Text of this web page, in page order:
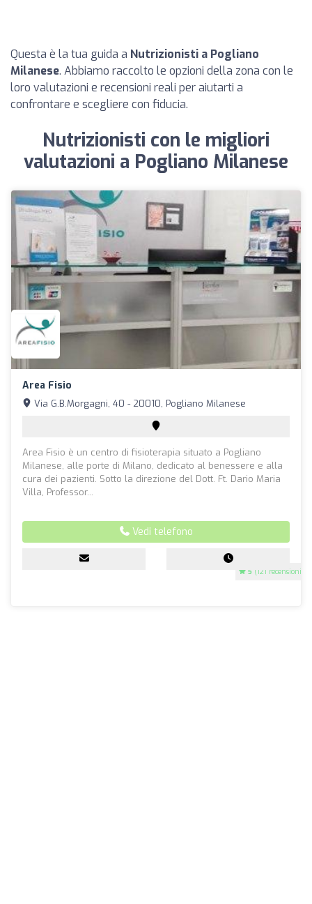
Questa è la tua guida a Nutrizionisti a Pogliano
Milanese. Abbiamo raccolto le opzioni della zona con le
loro valutazioni e recensioni reali per aiutarti a
confrontare e scegliere con fiducia.
Nutrizionisti con le migliori
valutazioni a Pogliano Milanese
Area Fisio
5 (121 recensioni)
Via G.B.Morgagni, 40 - 20010, Pogliano Milanese
Area Fisio è un centro di fisioterapia situato a Pogliano
Milanese, alle porte di Milano, dedicato al benessere e alla
cura dei pazienti. Sotto la direzione del Dott. Ft. Dario Maria
Villa, Professor...
Vedi telefono